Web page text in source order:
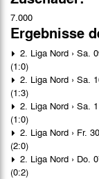
7.000
Ergebnisse
2. Liga Nord › Sa.
(1:0)
2. Liga Nord › Sa.
(1:3)
2. Liga Nord › Sa.
(1:0)
2. Liga Nord › Fr.
(2:0)
2. Liga Nord › Do.
(0:2)